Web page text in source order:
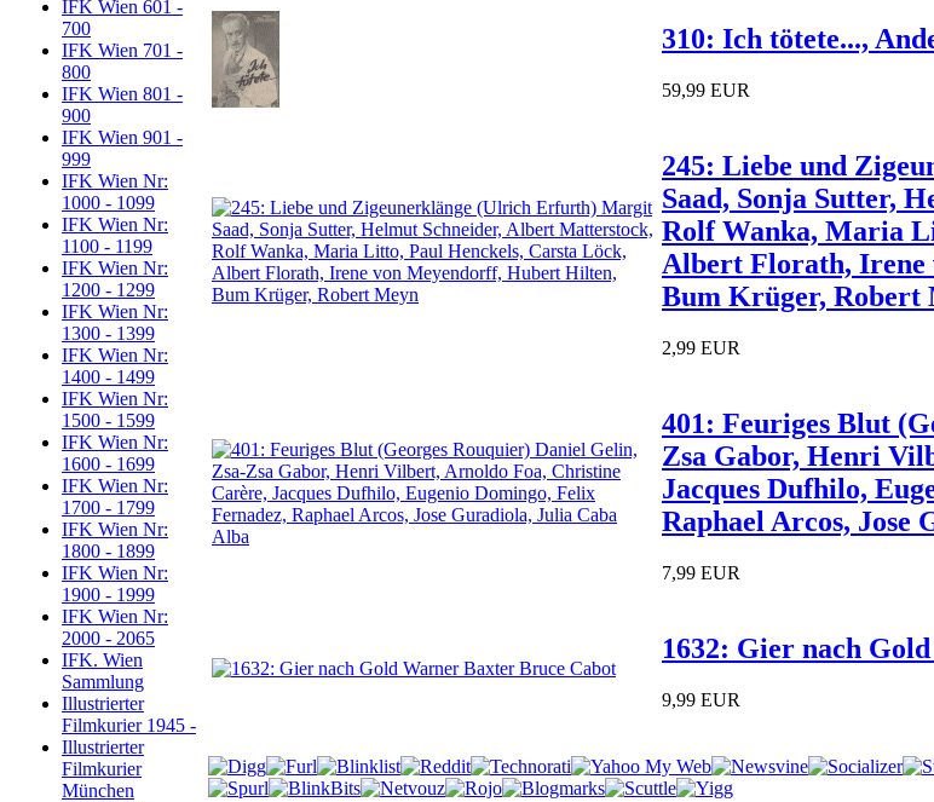
IFK Wien 601 -
700
IFK Wien 701 -
800
IFK Wien 801 -
900
IFK Wien 901 -
999
IFK Wien Nr:
1000 - 1099
IFK Wien Nr:
1100 - 1199
IFK Wien Nr:
1200 - 1299
IFK Wien Nr:
1300 - 1399
IFK Wien Nr:
1400 - 1499
IFK Wien Nr:
1500 - 1599
IFK Wien Nr:
1600 - 1699
IFK Wien Nr:
1700 - 1799
IFK Wien Nr:
1800 - 1899
IFK Wien Nr:
1900 - 1999
IFK Wien Nr:
2000 - 2065
IFK. Wien
Sammlung
Illustrierter
Filmkurier 1945 -
Illustrierter
Filmkurier
München
310: Ich tötete...,
59,99 EUR
245: Liebe und
Saad, Sonja Sutter,
Rolf Wanka, Maria
Albert Florath,
Bum Krüger, Robert
2,99 EUR
401: Feuriges Blut
Zsa Gabor, Henri
Jacques Dufhilo,
Raphael Arcos, Jose
7,99 EUR
1632: Gier nach
9,99 EUR